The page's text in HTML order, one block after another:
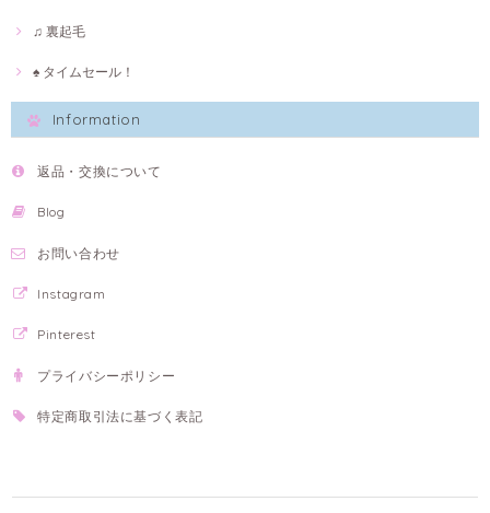
♫ 裏起毛
♠ タイムセール！
Information
返品・交換について
Blog
お問い合わせ
Instagram
Pinterest
プライバシーポリシー
特定商取引法に基づく表記